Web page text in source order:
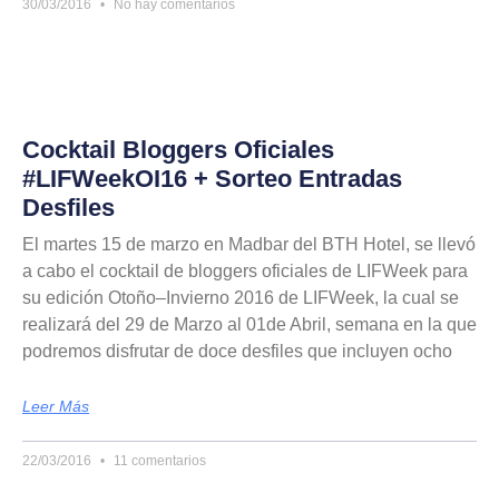
30/03/2016 No hay comentarios
Cocktail Bloggers Oficiales
#LIFWeekOI16 + Sorteo Entradas
Desfiles
El martes 15 de marzo en Madbar del BTH Hotel, se llevó
a cabo el cocktail de bloggers oficiales de LIFWeek para
su edición Otoño–Invierno 2016 de LIFWeek, la cual se
realizará del 29 de Marzo al 01de Abril, semana en la que
podremos disfrutar de doce desfiles que incluyen ocho
Leer Más
22/03/2016 11 comentarios